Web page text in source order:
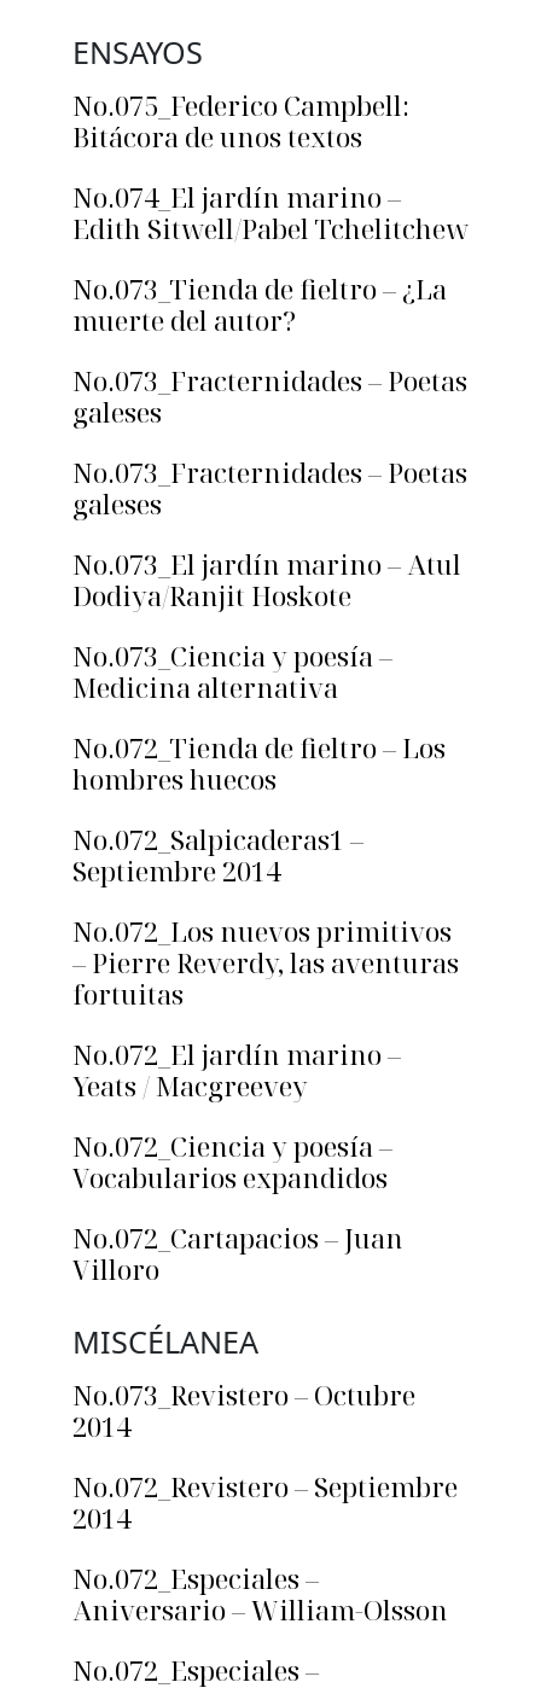
ENSAYOS
No.075_Federico Campbell:
Bitácora de unos textos
No.074_El jardín marino –
Edith Sitwell/Pabel Tchelitchew
No.073_Tienda de fieltro – ¿La
muerte del autor?
No.073_Fracternidades – Poetas
galeses
No.073_Fracternidades – Poetas
galeses
No.073_El jardín marino – Atul
Dodiya/Ranjit Hoskote
No.073_Ciencia y poesía –
Medicina alternativa
No.072_Tienda de fieltro – Los
hombres huecos
No.072_Salpicaderas1 –
Septiembre 2014
No.072_Los nuevos primitivos
– Pierre Reverdy, las aventuras
fortuitas
No.072_El jardín marino –
Yeats / Macgreevey
No.072_Ciencia y poesía –
Vocabularios expandidos
No.072_Cartapacios – Juan
Villoro
MISCÉLANEA
No.073_Revistero – Octubre
2014
No.072_Revistero – Septiembre
2014
No.072_Especiales –
Aniversario – William-Olsson
No.072_Especiales –